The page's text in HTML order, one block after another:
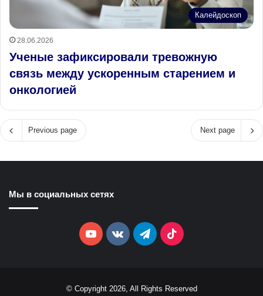
Калейдоскоп
28.06.2026
Ученые зафиксировали тревожную
связь между ускоренным старением и
онкологией
Previous page Next page
Мы в социальных сетях
YouTubevk.comTelegramTikTok
© Copyright 2026, All Rights Reserved